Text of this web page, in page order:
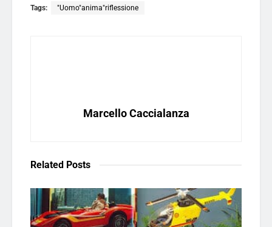
Tags: "Uomo"anima"riflessione
Marcello Caccialanza
Related Posts